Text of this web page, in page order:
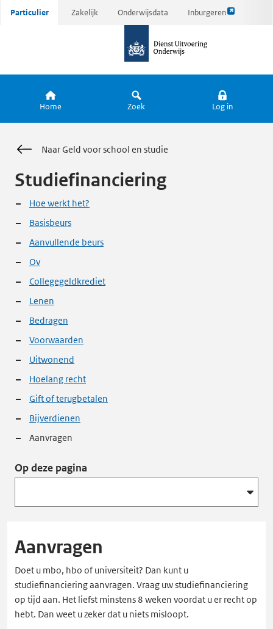
Ga
Particulier Zakelijk Onderwijsdata Inburgeren
Link
pagina
de
Home Zoek Log in
Naar Geld voor school en studie
Studiefinanciering
Hoe werkt het?
Basisbeurs
Aanvullende beurs
Ov
Collegegeldkrediet
Lenen
Bedragen
Voorwaarden
Uitwonend
Hoelang recht
Gift of terugbetalen
Bijverdienen
Aanvragen
Op deze pagina
Aanvragen
Doet u mbo, hbo of universiteit? Dan kunt u
studiefinanciering aanvragen. Vraag uw studiefinanciering
op tijd aan. Het liefst minstens 8 weken voordat u er recht op
hebt. Dan weet u zeker dat u niets misloopt.